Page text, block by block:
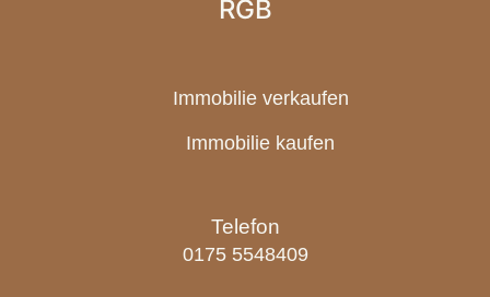
Immobilie verkaufen
Immobilie kaufen
Telefon
0175 5548409